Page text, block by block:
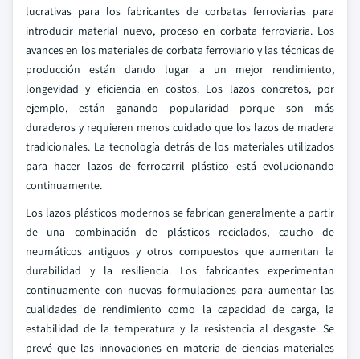
lucrativas para los fabricantes de corbatas ferroviarias para
introducir material nuevo, proceso en corbata ferroviaria. Los
avances en los materiales de corbata ferroviario y las técnicas de
producción están dando lugar a un mejor rendimiento,
longevidad y eficiencia en costos. Los lazos concretos, por
ejemplo, están ganando popularidad porque son más
duraderos y requieren menos cuidado que los lazos de madera
tradicionales. La tecnología detrás de los materiales utilizados
para hacer lazos de ferrocarril plástico está evolucionando
continuamente.
Los lazos plásticos modernos se fabrican generalmente a partir
de una combinación de plásticos reciclados, caucho de
neumáticos antiguos y otros compuestos que aumentan la
durabilidad y la resiliencia. Los fabricantes experimentan
continuamente con nuevas formulaciones para aumentar las
cualidades de rendimiento como la capacidad de carga, la
estabilidad de la temperatura y la resistencia al desgaste. Se
prevé que las innovaciones en materia de ciencias materiales